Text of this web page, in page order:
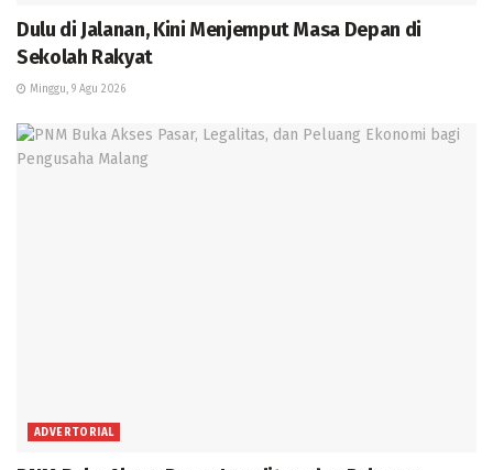
Dulu di Jalanan, Kini Menjemput Masa Depan di
Sekolah Rakyat
Minggu, 9 Agu 2026
ADVERTORIAL